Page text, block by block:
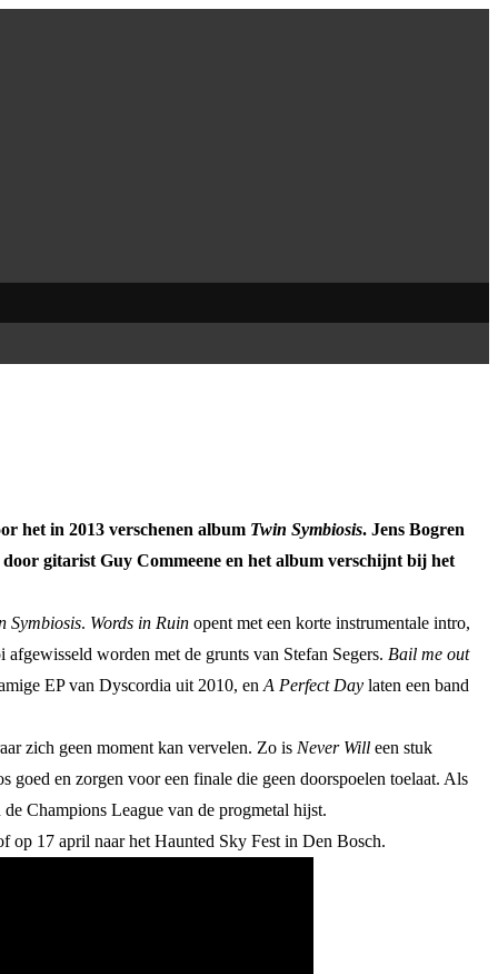
het in 2013 verschenen album Twin Symbiosis. Jens Bogren
gitarist Guy Commeene en het album verschijnt bij het
Symbiosis. Words in Ruin opent met een korte instrumentale intro,
worden met de grunts van Stefan Segers. Bail me out
EP van Dyscordia uit 2010, en A Perfect Day laten een band
zich geen moment kan vervelen. Zo is Never Will een stuk
goed en zorgen voor een finale die geen doorspoelen toelaat. Als
Champions League van de progmetal hijst.
17 april naar het Haunted Sky Fest in Den Bosch.